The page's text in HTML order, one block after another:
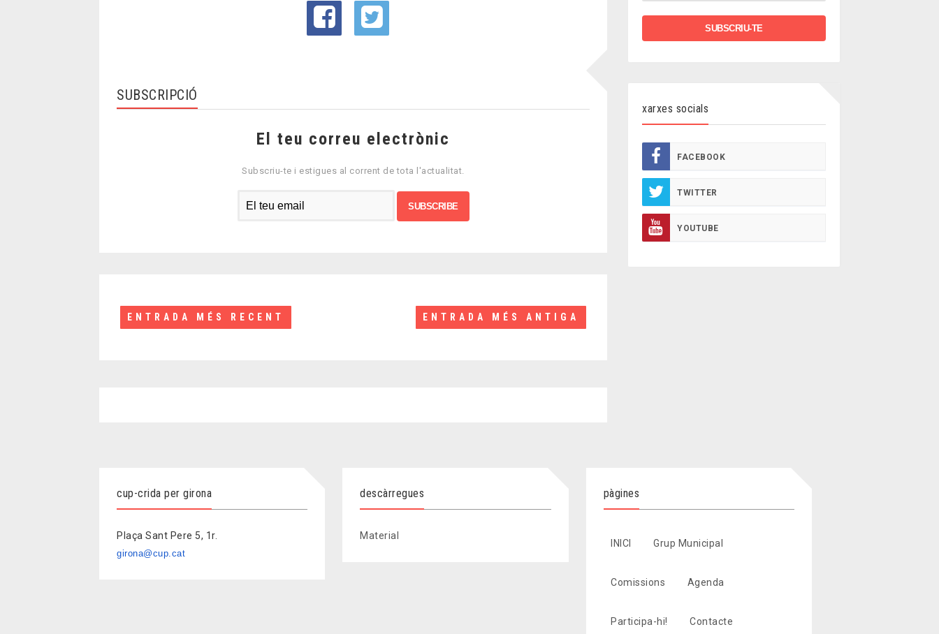
SUBSCRIPCIÓ
El teu correu electrònic
Subscriu-te i estigues al corrent de tota l'actualitat.
ENTRADA MÉS RECENT ENTRADA MÉS ANTIGA
xarxes socials
FACEBOOK
TWITTER
YOUTUBE
cup-crida per girona
Plaça Sant Pere 5, 1r.
girona@cup.cat
descàrregues
Material
pàgines
INICI Grup Municipal
Comissions Agenda
Participa-hi! Contacte